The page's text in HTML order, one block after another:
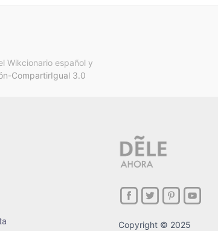
Wikcionario español y
CompartirIgual 3.0
Copyright © 2025